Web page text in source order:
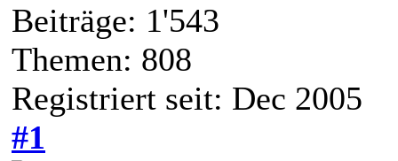
Beiträge: 1'543
Themen: 808
Registriert seit: Dec 2005
#1